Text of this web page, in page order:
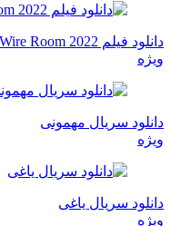
دانلود فیلم Wire Room 2022 اتاق شنود
ویژه
دانلود سریال مهمونی
ویژه
دانلود سریال یاغی
ویژه